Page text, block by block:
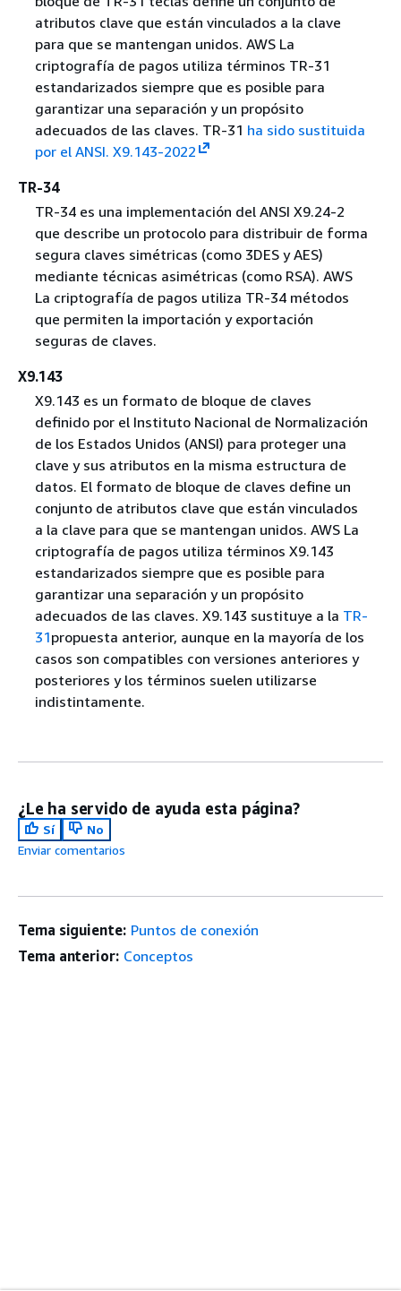
atributos clave que están vinculados a la clave
para que se mantengan unidos. AWS La
criptografía de pagos utiliza términos TR-31
estandarizados siempre que es posible para
garantizar una separación y un propósito
adecuados de las claves. TR-31 ha sido sustituida
por el ANSI. X9.143-2022
TR-34
TR-34 es una implementación del ANSI X9.24-2
que describe un protocolo para distribuir de forma
segura claves simétricas (como 3DES y AES)
mediante técnicas asimétricas (como RSA). AWS
La criptografía de pagos utiliza TR-34 métodos
que permiten la importación y exportación
seguras de claves.
X9.143
X9.143 es un formato de bloque de claves
definido por el Instituto Nacional de Normalización
de los Estados Unidos (ANSI) para proteger una
clave y sus atributos en la misma estructura de
datos. El formato de bloque de claves define un
conjunto de atributos clave que están vinculados
a la clave para que se mantengan unidos. AWS La
criptografía de pagos utiliza términos X9.143
estandarizados siempre que es posible para
garantizar una separación y un propósito
adecuados de las claves. X9.143 sustituye a la TR-
31propuesta anterior, aunque en la mayoría de los
casos son compatibles con versiones anteriores y
posteriores y los términos suelen utilizarse
indistintamente.
¿Le ha servido de ayuda esta página?
Sí
No
Enviar comentarios
Tema siguiente: Puntos de conexión
Tema anterior: Conceptos